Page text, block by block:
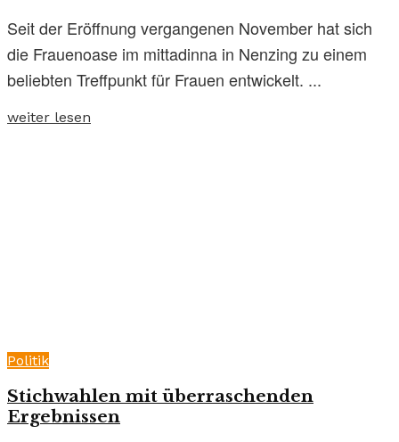
Seit der Eröffnung vergangenen November hat sich
die Frauenoase im mittadinna in Nenzing zu einem
beliebten Treffpunkt für Frauen entwickelt. ...
weiter lesen
Politik
Stichwahlen mit überraschenden
Ergebnissen